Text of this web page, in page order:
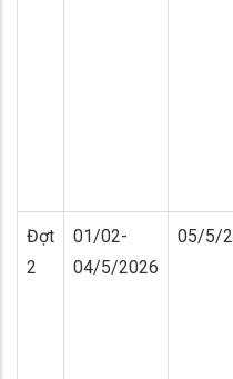
Đợt
2
01/02-
04/5/2026
05/5/